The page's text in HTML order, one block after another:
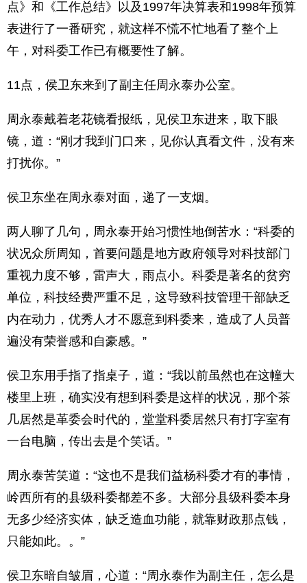
点》和《工作总结》以及1997年决算表和1998年预算
表进行了一番研究，就这样不慌不忙地看了整个上
午，对科委工作已有概要性了解。
11点，侯卫东来到了副主任周永泰办公室。
周永泰戴着老花镜看报纸，见侯卫东进来，取下眼
镜，道：“刚才我到门口来，见你认真看文件，没有来
打扰你。”
侯卫东坐在周永泰对面，递了一支烟。
两人聊了几句，周永泰开始习惯性地倒苦水：“科委的
状况众所周知，首要问题是地方政府领导对科技部门
重视力度不够，雷声大，雨点小。科委是著名的贫穷
单位，科技经费严重不足，这导致科技管理干部缺乏
内在动力，优秀人才不愿意到科委来，造成了人员普
遍没有荣誉感和自豪感。”
侯卫东用手指了指桌子，道：“我以前虽然也在这幢大
楼里上班，确实没有想到科委是这样的状况，那个茶
几居然是革委会时代的，堂堂科委居然只有打字室有
一台电脑，传出去是个笑话。”
周永泰苦笑道：“这也不是我们益杨科委才有的事情，
岭西所有的县级科委都差不多。大部分县级科委本身
无多少经济实体，缺乏造血功能，就靠财政那点钱，
只能如此。。”
侯卫东暗自皱眉，心道：“周永泰作为副主任，怎么是